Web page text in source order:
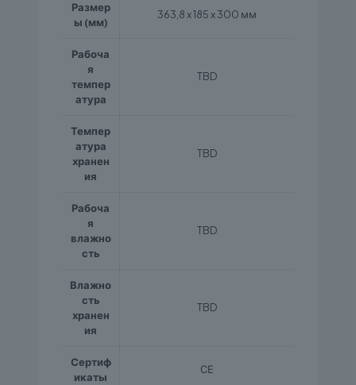
Размер
ы (мм)
363,8 x 185 x 300 мм
Рабоча
я
темпер
атура
TBD
Темпер
атура
хранен
ия
TBD
Рабоча
я
влажно
сть
TBD
Влажно
сть
хранен
ия
TBD
Сертиф
икаты
СЕ